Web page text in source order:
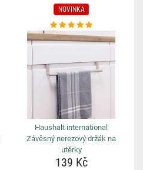
NOVINKA
Haushalt international
Závěsný nerezový držák na
utěrky
139 Kč